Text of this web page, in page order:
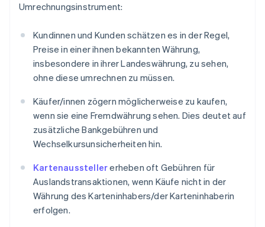
Umrechnungsinstrument:
Kundinnen und Kunden schätzen es in der Regel,
Preise in einer ihnen bekannten Währung,
insbesondere in ihrer Landeswährung, zu sehen,
ohne diese umrechnen zu müssen.
Käufer/innen zögern möglicherweise zu kaufen,
wenn sie eine Fremdwährung sehen. Dies deutet auf
zusätzliche Bankgebühren und
Wechselkursunsicherheiten hin.
Kartenausstellererheben oft Gebühren für
Auslandstransaktionen, wenn Käufe nicht in der
Währung des Karteninhabers/der Karteninhaberin
erfolgen.